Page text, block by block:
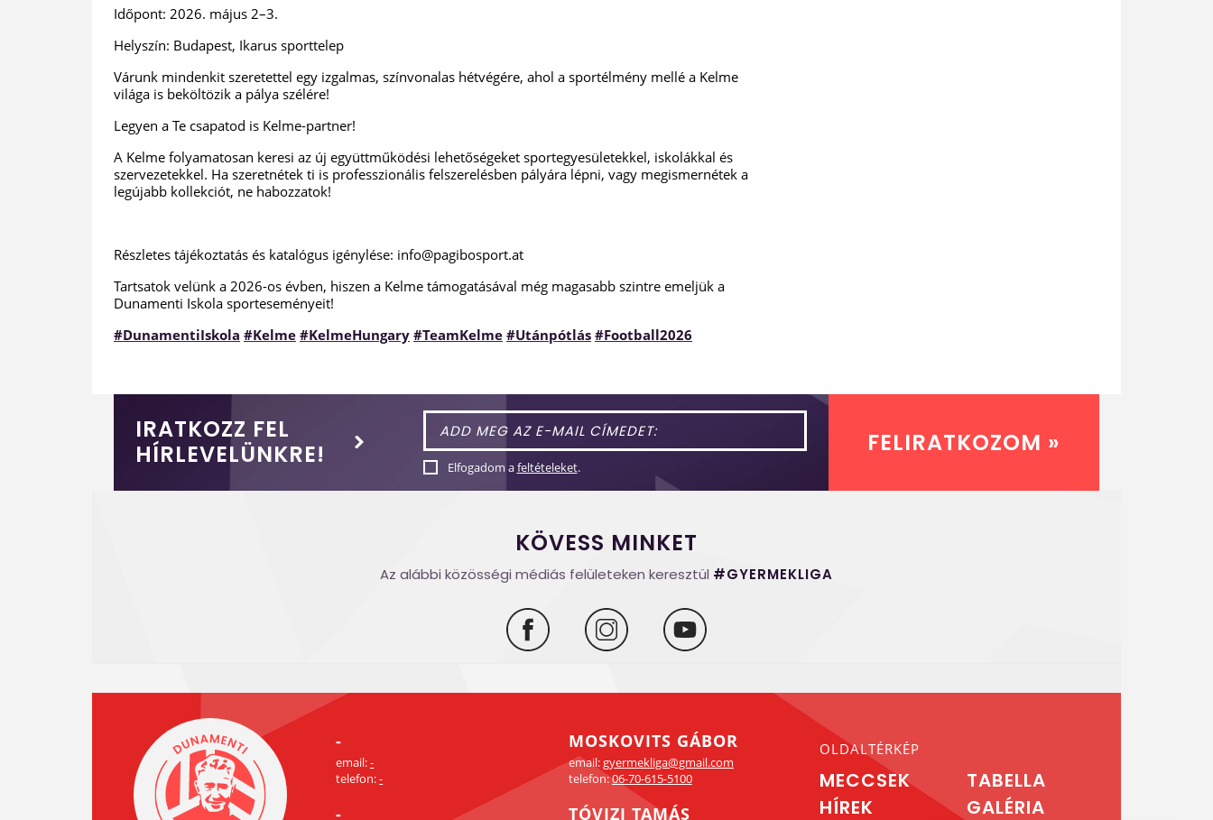
Időpont: 2026. május 2–3.
Helyszín: Budapest, Ikarus sporttelep
Várunk mindenkit szeretettel egy izgalmas, színvonalas hétvégére, ahol a sportélmény mellé a Kelme
világa is beköltözik a pálya szélére!
Legyen a Te csapatod is Kelme-partner!
A Kelme folyamatosan keresi az új együttműködési lehetőségeket sportegyesületekkel, iskolákkal és
szervezetekkel. Ha szeretnétek ti is professzionális felszerelésben pályára lépni, vagy megismernétek a
legújabb kollekciót, ne habozzatok!
Részletes tájékoztatás és katalógus igénylése: info@pagibosport.at
Tartsatok velünk a 2026-os évben, hiszen a Kelme támogatásával még magasabb szintre emeljük a
Dunamenti Iskola sporteseményeit!
#DunamentiIskola #Kelme #KelmeHungary #TeamKelme #Utánpótlás #Football2026
IRATKOZZ FEL
HÍRLEVELÜNKRE!
Elfogadom afeltételeket.
FELIRATKOZOM »
KÖVESS MINKET
Az alábbi közösségi médiás felületeken keresztül #GYERMEKLIGA
-
email:-
telefon:-
MOSKOVITS GÁBOR
email:gyermekliga@gmail.com
telefon:06-70-615-5100
- TÓVIZI TAMÁS
OLDALTÉRKÉP
MECCSEK
TABELLA
HÍREK
GALÉRIA